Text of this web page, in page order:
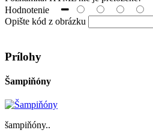
Hodnotenie
Opište kód z obrázku
Prílohy
Šampiňóny
šampiňóny..